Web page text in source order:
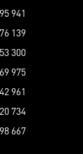
941
139
300
975
961
734
667